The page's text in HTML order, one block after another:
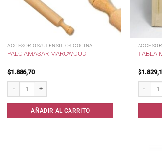
ACCESORIOS/UTENSILIOS COCINA
PALO AMASAR MARCWOOD
$1.886,70
AÑADIR AL CARRITO
TABLA
$